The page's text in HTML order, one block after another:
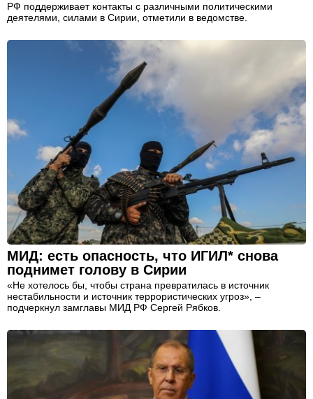
РФ поддерживает контакты с различными политическими
деятелями, силами в Сирии, отметили в ведомстве.
МИД: есть опасность, что ИГИЛ* снова
поднимет голову в Сирии
«Не хотелось бы, чтобы страна превратилась в источник
нестабильности и источник террористических угроз», –
подчеркнул замглавы МИД РФ Сергей Рябков.